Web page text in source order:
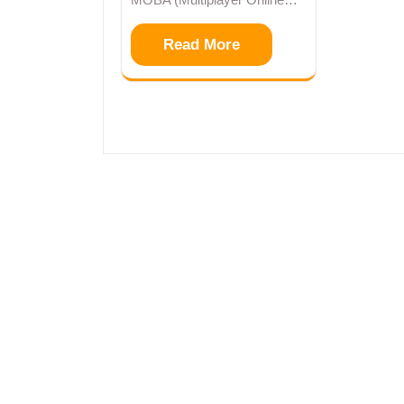
Read More